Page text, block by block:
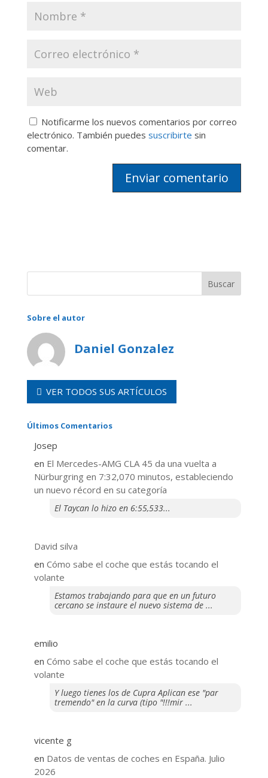
Notificarme los nuevos comentarios por correo
electrónico. También puedes suscribirte sin
comentar.
Sobre el autor
Daniel Gonzalez
VER TODOS SUS ARTÍCULOS
Últimos Comentarios
Josep
en El Mercedes-AMG CLA 45 da una vuelta a
Nürburgring en 7:32,070 minutos, estableciendo
un nuevo récord en su categoría
El Taycan lo hizo en 6:55,533...
David silva
en ​Cómo sabe el coche que estás tocando el
volante
Estamos trabajando para que en un futuro
cercano se instaure el nuevo sistema de ...
emilio
en ​Cómo sabe el coche que estás tocando el
volante
Y luego tienes los de Cupra Aplican ese "par
tremendo" en la curva (tipo "!!!mir ...
vicente g
en Datos de ventas de coches en España. Julio
2026